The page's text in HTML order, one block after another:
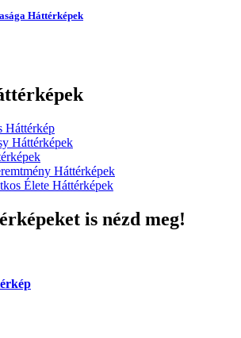
Háttérképek
Háttérkép
Háttérképek
Háttérképek
Élete Háttérképek
is nézd meg!